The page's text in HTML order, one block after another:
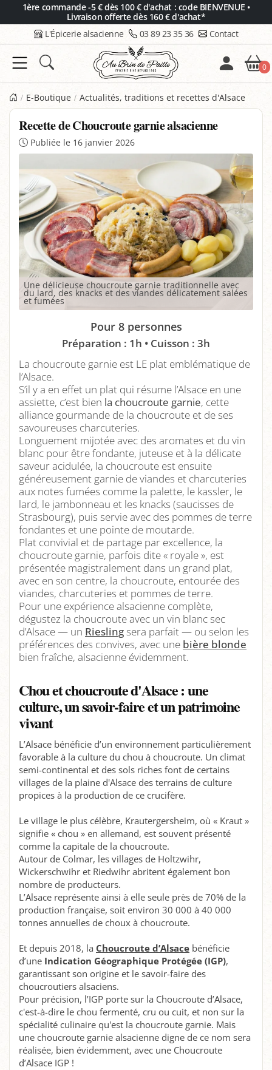
1ère commande -5 € dès 100 € d'achat : code BIENVENUE •
Livraison offerte dès 160 € d'achat*
L'Épicerie alsacienne 03 89 23 35 36 Contact
0
E-Boutique Actualités, traditions et recettes d'Alsace
Recette de Choucroute garnie alsacienne
Publiée le 16 janvier 2026
Une délicieuse choucroute garnie traditionnelle avec
du lard, des knacks et des viandes délicatement salées
et fumées
Pour 8 personnes
Préparation : 1h • Cuisson : 3h
La choucroute garnie est LE plat emblématique de
l’Alsace.
S’il y a en effet un plat qui résume l’Alsace en une
assiette, c’est bien la choucroute garnie, cette
alliance gourmande de la choucroute et de ses
savoureuses charcuteries.
Longuement mijotée avec des aromates et du vin
blanc pour être fondante, juteuse et à la délicate
saveur acidulée, la choucroute est ensuite
généreusement garnie de viandes et charcuteries
aux notes fumées comme la palette, le kassler, le
lard, le jambonneau et les knacks (saucisses de
Strasbourg), puis servie avec des pommes de terre
fondantes et une pointe de moutarde.
Plat convivial et de partage par excellence, la
choucroute garnie, parfois dite « royale », est
présentée magistralement dans un grand plat,
avec en son centre, la choucroute, entourée des
viandes, charcuteries et pommes de terre.
Pour une expérience alsacienne complète,
dégustez la choucroute avec un vin blanc sec
d’Alsace — un Riesling sera parfait — ou selon les
préférences des convives, avec une bière blonde
bien fraîche, alsacienne évidemment.
Chou et choucroute d'Alsace : une
culture, un savoir-faire et un patrimoine
vivant
L’Alsace bénéficie d’un environnement particulièrement
favorable à la culture du chou à choucroute. Un climat
semi-continental et des sols riches font de certains
villages de la plaine d'Alsace des terrains de culture
propices à la production de ce crucifère.
Le village le plus célèbre, Krautergersheim, où « Kraut »
signifie « chou » en allemand, est souvent présenté
comme la capitale de la choucroute.
Autour de Colmar, les villages de Holtzwihr,
Wickerschwihr et Riedwihr abritent également bon
nombre de producteurs.
L’Alsace représente ainsi à elle seule près de 70% de la
production française, soit environ 30 000 à 40 000
tonnes annuelles de choux à choucroute.
Et depuis 2018, la Choucroute d’Alsace bénéficie
d’une Indication Géographique Protégée (IGP),
garantissant son origine et le savoir-faire des
choucroutiers alsaciens.
Pour précision, l’IGP porte sur la Choucroute d’Alsace,
c'est-à-dire le chou fermenté, cru ou cuit, et non sur la
spécialité culinaire qu'est la choucroute garnie. Mais
une choucroute garnie alsacienne digne de ce nom sera
réalisée, bien évidemment, avec une Choucroute
d’Alsace IGP !
Panneau de gestion des cookies